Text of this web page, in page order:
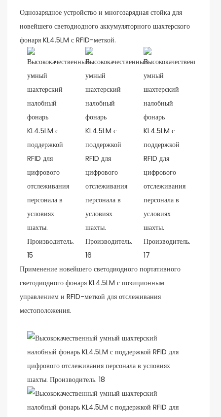
Однозарядное устройство и многозарядная стойка для
новейшего светодиодного аккумуляторного шахтерского
фонаря KL4.5LM с RFID-меткой.
Применение новейшего светодиодного портативного
светодиодного фонаря KL4.5LM с позиционным
управлением и RFID-меткой для отслеживания
местоположения.